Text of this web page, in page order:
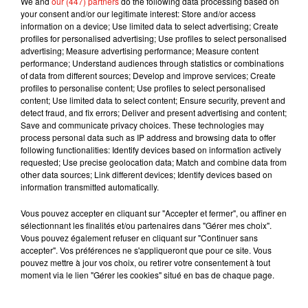
beau pour l'aînée du couple !
Musique
5 août 2026
Benny Blanco invite Selena Gomez et
Becky G sur son nouveau single
4 août 2026
Tiny Desk invite Charlie Puth pour une
live session solaire
your consent and/or our legitimate interest: Store and/or access
information on a device; Use limited data to select advertising; Create
profiles for personalised advertising; Use profiles to select personalised
advertising; Measure advertising performance; Measure content
performance; Understand audiences through statistics or combinations
of data from different sources; Develop and improve services; Create
profiles to personalise content; Use profiles to select personalised
content; Use limited data to select content; Ensure security, prevent and
detect fraud, and fix errors; Deliver and present advertising and content;
Save and communicate privacy choices. These technologies may
process personal data such as IP address and browsing data to offer
following functionalities: Identify devices based on information actively
requested; Use precise geolocation data; Match and combine data from
other data sources; Link different devices; Identify devices based on
information transmitted automatically.
Vous pouvez accepter en cliquant sur "Accepter et fermer", ou affiner en
sélectionnant les finalités et/ou partenaires dans "Gérer mes choix".
Vous pouvez également refuser en cliquant sur "Continuer sans
accepter". Vos préférences ne s'appliqueront que pour ce site. Vous
pouvez mettre à jour vos choix, ou retirer votre consentement à tout
moment via le lien "Gérer les cookies" situé en bas de chaque page.